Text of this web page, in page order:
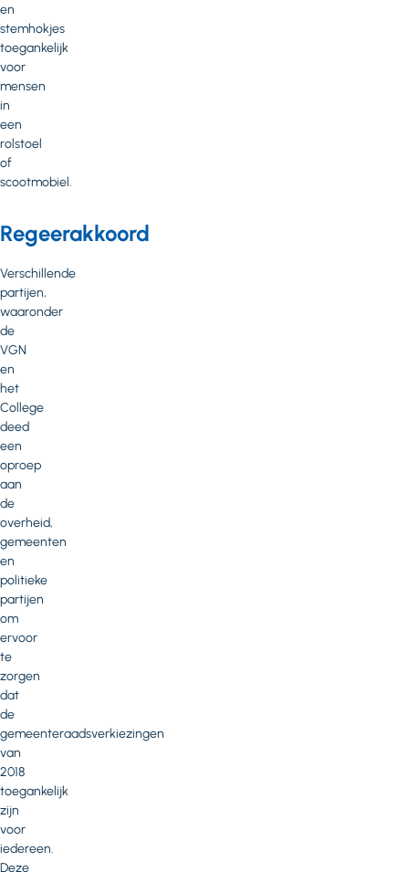
en
stemhokjes
toegankelijk
voor
mensen
in
een
rolstoel
of
scootmobiel.
Regeerakkoord
Verschillende
partijen,
waaronder
de
VGN
en
het
College
deed
een
oproep
aan
de
overheid,
gemeenten
en
politieke
partijen
om
ervoor
te
zorgen
dat
de
gemeenteraadsverkiezingen
van
2018
toegankelijk
zijn
voor
iedereen.
Deze